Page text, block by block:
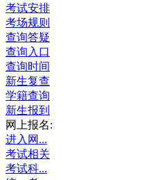
考试安排
考场规则
查询答疑
查询入口
查询时间
新生复查
学籍查询
新生报到
网上报名:
进入网...
考试相关
考试科...